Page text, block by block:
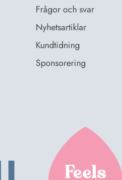
Frågor och svar
Nyhetsartiklar
Kundtidning
Sponsorering